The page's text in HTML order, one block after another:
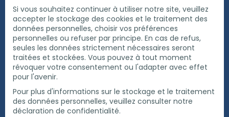
Si vous souhaitez continuer à utiliser notre site, veuillez
accepter le stockage des cookies et le traitement des
données personnelles, choisir vos préférences
personnelles ou refuser par principe. En cas de refus,
seules les données strictement nécessaires seront
traitées et stockées. Vous pouvez à tout moment
révoquer votre consentement ou l'adapter avec effet
pour l'avenir.
Pour plus d'informations sur le stockage et le traitement
des données personnelles, veuillez consulter notre
déclaration de confidentialité.